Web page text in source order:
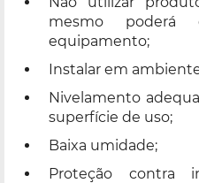
mesmo poderá
equipamento;
Instalar em
Nivelamento
superfície de uso;
Baixa umidade;
Proteção contra